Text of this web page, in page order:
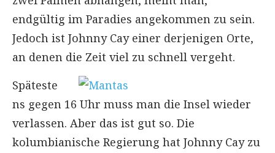
endgültig im Paradies angekommen zu sein.
Jedoch ist Johnny Cay einer derjenigen Orte,
an denen die Zeit viel zu schnell vergeht.
Späteste
ns gegen 16 Uhr muss man die Insel wieder
verlassen. Aber das ist gut so. Die
kolumbianische Regierung hat Johnny Cay zu